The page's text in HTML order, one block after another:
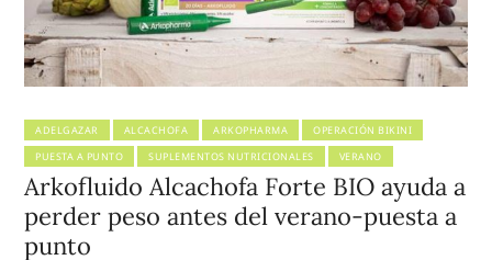
ADELGAZAR ALCACHOFA ARKOPHARMA
OPERACIÓN BIKINI
PUESTA A PUNTO
SUPLEMENTOS NUTRICIONALES VERANO
Arkofluido Alcachofa Forte BIO ayuda a
perder peso antes del verano-puesta a
punto